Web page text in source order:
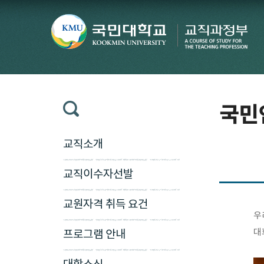
교직소개
교직이수자선발
교원자격 취득 요건
프로그램 안내
국
우
대